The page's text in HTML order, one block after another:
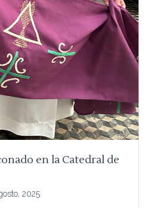
en la Catedral de
2025